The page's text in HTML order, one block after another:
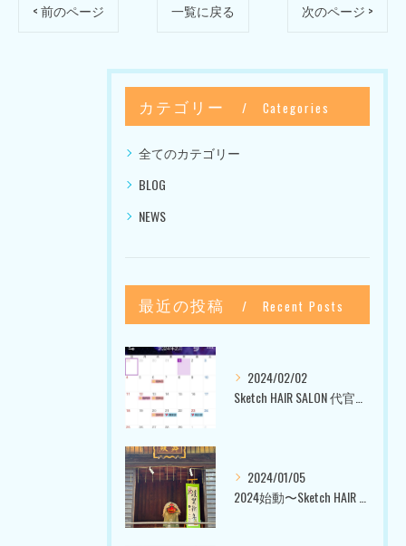
< 前のページ 一覧に戻る 次のページ >
カテゴリー Categories
全てのカテゴリー
BLOG
NEWS
最近の投稿 Recent Posts
2024/02/02
2024/01/05